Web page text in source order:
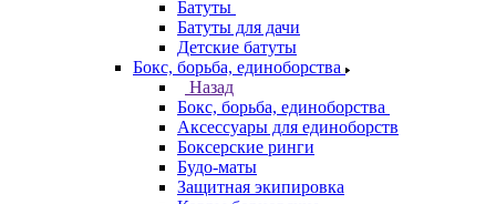
Батуты
Батуты для дачи
Детские батуты
Бокс, борьба, единоборства
Назад
Бокс, борьба, единоборства
Аксессуары для единоборств
Боксерские ринги
Будо-маты
Защитная экипировка